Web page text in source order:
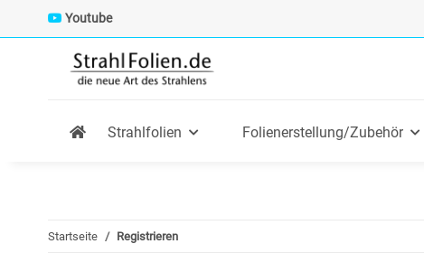
Youtube
Strahlfolien Folienerstellung/Zubehör
Startseite Registrieren